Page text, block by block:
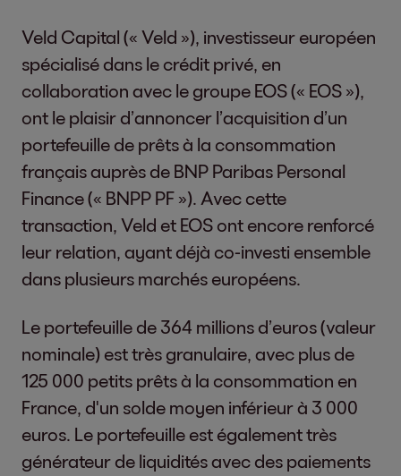
Veld Capital (« Veld »), investisseur européen
spécialisé dans le crédit privé, en
collaboration avec le groupe EOS (« EOS »),
ont le plaisir d’annoncer l’acquisition d’un
portefeuille de prêts à la consommation
français auprès de BNP Paribas Personal
Finance (« BNPP PF »). Avec cette
transaction, Veld et EOS ont encore renforcé
leur relation, ayant déjà co-investi ensemble
dans plusieurs marchés européens.
Le portefeuille de 364 millions d’euros (valeur
nominale) est très granulaire, avec plus de
125 000 petits prêts à la consommation en
France, d'un solde moyen inférieur à 3 000
euros. Le portefeuille est également très
générateur de liquidités avec des paiements